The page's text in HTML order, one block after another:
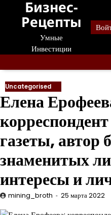
Перейти
содержанию
Бизнес-
Рецепты
Умные
Инвестиции
Uncategorised
Елена
газеты, автор
знаменитых
интересы и
mining_broth 25 марта 2022